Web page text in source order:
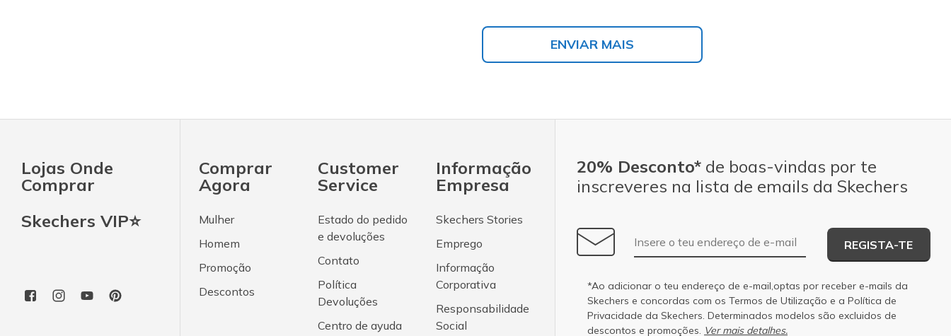
ENVIAR MAIS
Lojas Onde
Comprar
Skechers VIP⭐
Comprar
Agora
Mulher
Homem
Promoção
Descontos
Customer
Service
Estado do pedido
e devoluções
Contato
Política
Devoluções
Centro de ayuda
Informação
Empresa
Skechers Stories
Emprego
Informação
Corporativa
Responsabilidade
Social
20% Desconto* de boas-vindas por te
inscreveres na lista de emails da Skechers
Endereço de e-mail
REGISTA-TE
*Ao adicionar o teu endereço de e-mail,optas por receber e-mails da
Skechers e concordas com os Termos de Utilização e a Política de
Privacidade da Skechers. Determinados modelos são excluidos de
descontos e promoções. Ver mais detalhes.